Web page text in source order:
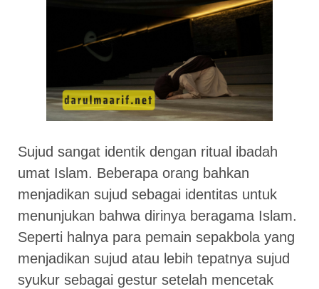
Sujud sangat identik dengan ritual ibadah
umat Islam. Beberapa orang bahkan
menjadikan sujud sebagai identitas untuk
menunjukan bahwa dirinya beragama Islam.
Seperti halnya para pemain sepakbola yang
menjadikan sujud atau lebih tepatnya sujud
syukur sebagai gestur setelah mencetak